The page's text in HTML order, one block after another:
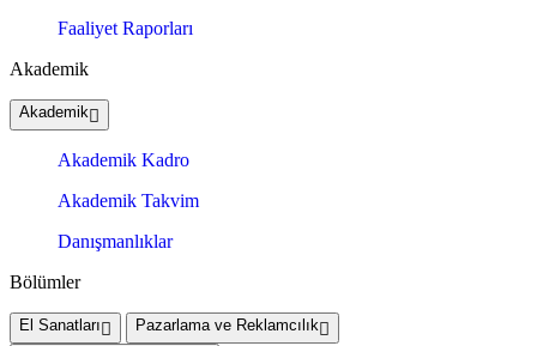
Faaliyet Raporları
Akademik
Akademik
Akademik Kadro
Akademik Takvim
Danışmanlıklar
Bölümler
El Sanatları
Pazarlama ve Reklamcılık